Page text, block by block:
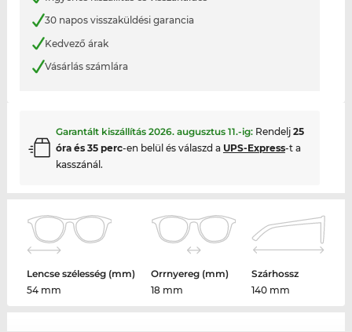
30 napos visszaküldési garancia
Kedvező árak
Vásárlás számlára
Garantált kiszállítás 2026. augusztus 11.-ig: Rendelj 25
óra és 35 perc-en belül és válaszd a UPS-Express-t a
kasszánál.
Lencse szélesség (mm)
54 mm
Orrnyereg (mm)
18 mm
Szárhossz
140 mm